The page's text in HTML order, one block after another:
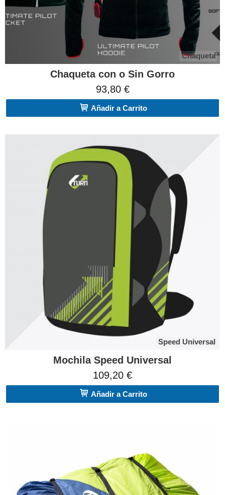
Chaqueta
Chaqueta con o Sin Gorro
93,80 €
Añadir a Carrito
Speed Universal
Mochila Speed Universal
109,20 €
Añadir a Carrito